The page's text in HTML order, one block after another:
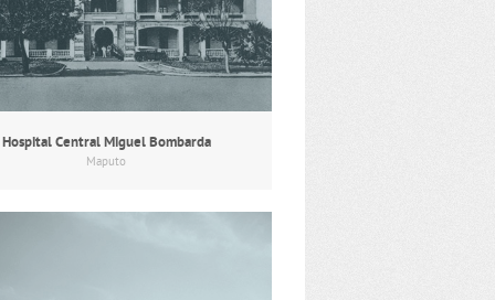
Hospital Central Miguel Bombarda
Maputo